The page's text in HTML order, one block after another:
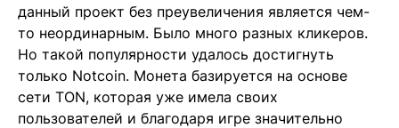
данный проект без преувеличения является чем-
то неординарным. Было много разных кликеров.
Но такой популярности удалось достигнуть
только Notcoin. Монета базируется на основе
сети TON, которая уже имела своих
пользователей и благодаря игре значительно